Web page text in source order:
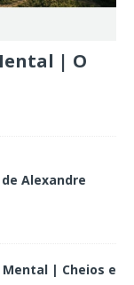
| O
Alexandre
| Cheios e